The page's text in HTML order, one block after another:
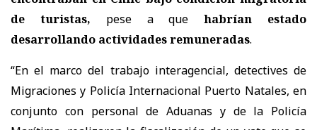
de turistas, pese a quehabrían estado
desarrollando actividades remuneradas.
“En el marco del trabajo interagencial, detectives de
Migraciones y Policía Internacional Puerto Natales, en
conjunto con personal de Aduanas y de la Policía